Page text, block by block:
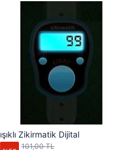
ışıklı Zikirmatik Dijital
101,00 TL